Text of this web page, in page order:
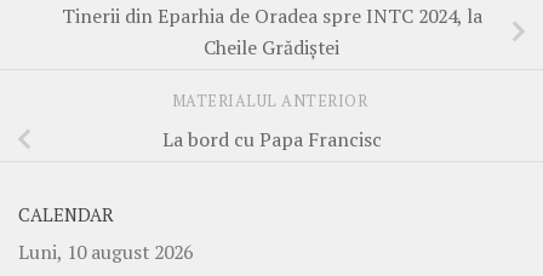
Tinerii din Eparhia de Oradea spre INTC 2024, la
Cheile Grădiștei
MATERIALUL ANTERIOR
La bord cu Papa Francisc
CALENDAR
Luni, 10 august 2026